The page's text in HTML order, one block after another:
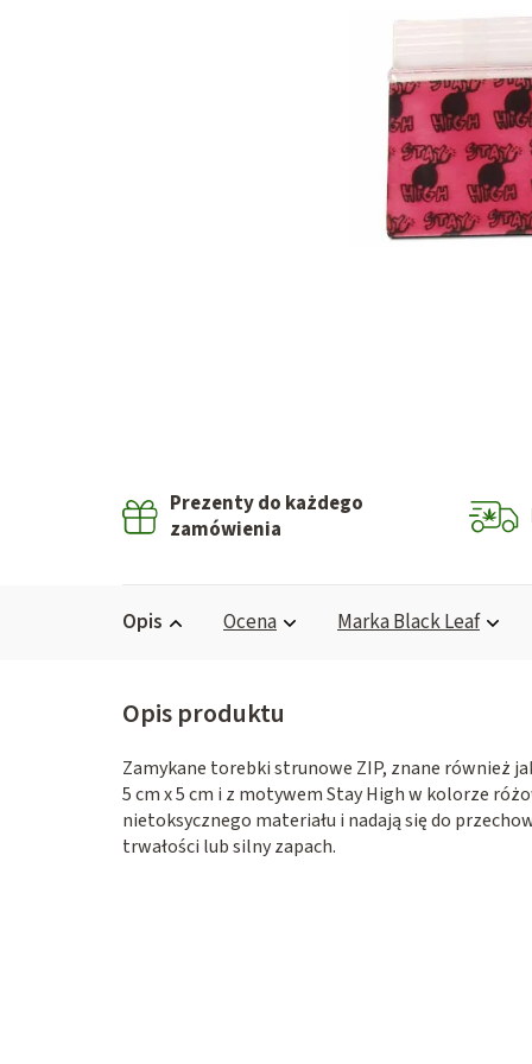
Prezenty do każdego
zamówienia
Opis Ocena MarkaBlack Leaf
Zamykane torebki strunowe ZIP, znane również
5 cm x 5 cm i z motywem Stay High w kolorze
nietoksycznego materiału i nadają się do
trwałości lub silny zapach.